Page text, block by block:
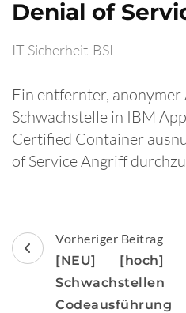
Denial of
IT-Sicherheit-BSI
Ein entfernter,
Schwachstelle in IBM
Certified Container
of Service Angriff
Vorheriger Beitrag
[NEU] [hoch]
Codeausführung